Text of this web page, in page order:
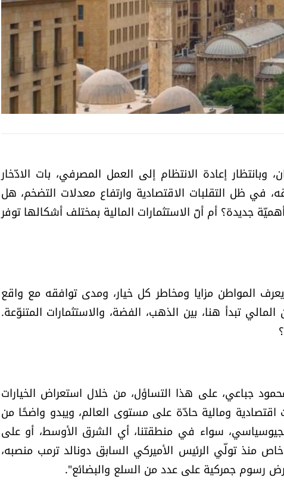
إعادة الانتظام إلى العمل المصرفي، بات الادّخار
ظل التقلبات الاقتصادية وارتفاع معدلات التضخم، هل
جديدة؟ أم أنّ الاستثمارات المالية بمختلف أشكالها توفر
المواطن مزايا ومخاطر كل خيار، ومدى توافقه مع واقع
تبدأ هنا، بين الذهب، الفضة، والاستثمارات المتنوّعة.
جباعي، على هذا التساؤل، من خلال استعراض الخيارات
اقتصادية ومالية حادّة على مستوى العالم، ويبدو واضحًا من
سواء في منطقتنا، أي الشرق الأوسط، أو على
منذ تولّي الرئيس الأميركي السابق دونالد ترمب منصبه،
رسوم جمركية على عدد من السلع والبضائع".